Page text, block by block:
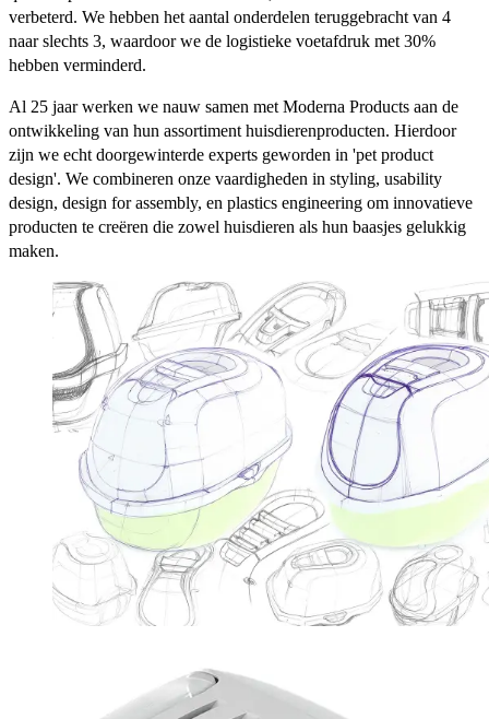
verbeterd. We hebben het aantal onderdelen teruggebracht van 4
naar slechts 3, waardoor we de logistieke voetafdruk met 30%
hebben verminderd.
Al 25 jaar werken we nauw samen met Moderna Products aan de
ontwikkeling van hun assortiment huisdierenproducten. Hierdoor
zijn we echt doorgewinterde experts geworden in 'pet product
design'. We combineren onze vaardigheden in styling, usability
design, design for assembly, en plastics engineering om innovatieve
producten te creëren die zowel huisdieren als hun baasjes gelukkig
maken.